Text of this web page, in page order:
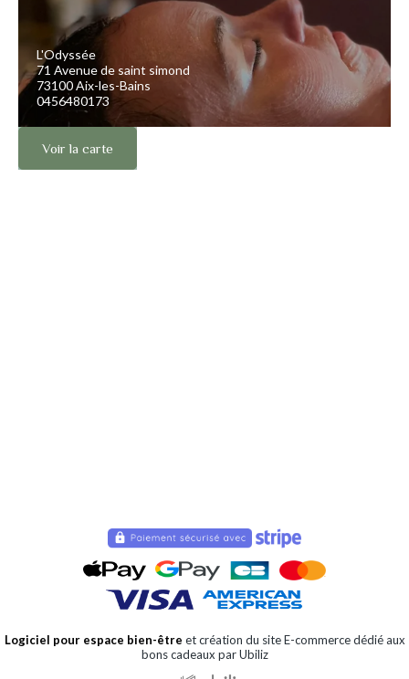
L'Odyssée
71 Avenue de saint simond
73100 Aix-les-Bains
0456480173
Voir la carte
Logiciel pour espace bien-être et création du site E-commerce dédié aux
bons cadeaux par Ubiliz